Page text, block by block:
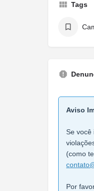
Tags
Aviso
Se você
(como
Por